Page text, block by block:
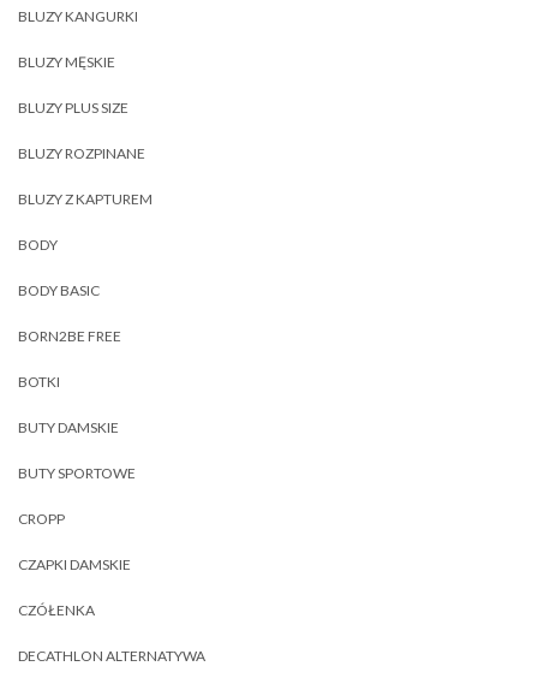
BLUZY KANGURKI
BLUZY MĘSKIE
BLUZY PLUS SIZE
BLUZY ROZPINANE
BLUZY Z KAPTUREM
BODY
BODY BASIC
BORN2BE FREE
BOTKI
BUTY DAMSKIE
BUTY SPORTOWE
CROPP
CZAPKI DAMSKIE
CZÓŁENKA
DECATHLON ALTERNATYWA